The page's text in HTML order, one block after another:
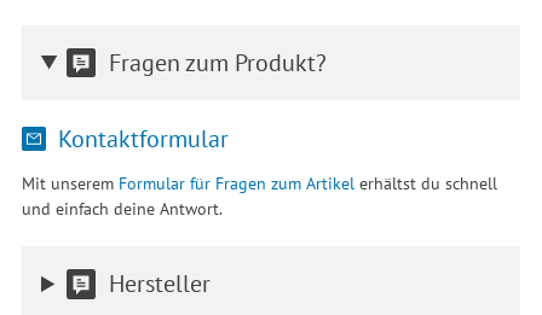
Fragen zum Produkt?
Kontaktformular
Mit unserem Formular für Fragen zum Artikelerhältst du schnell
und einfach deine Antwort.
Hersteller